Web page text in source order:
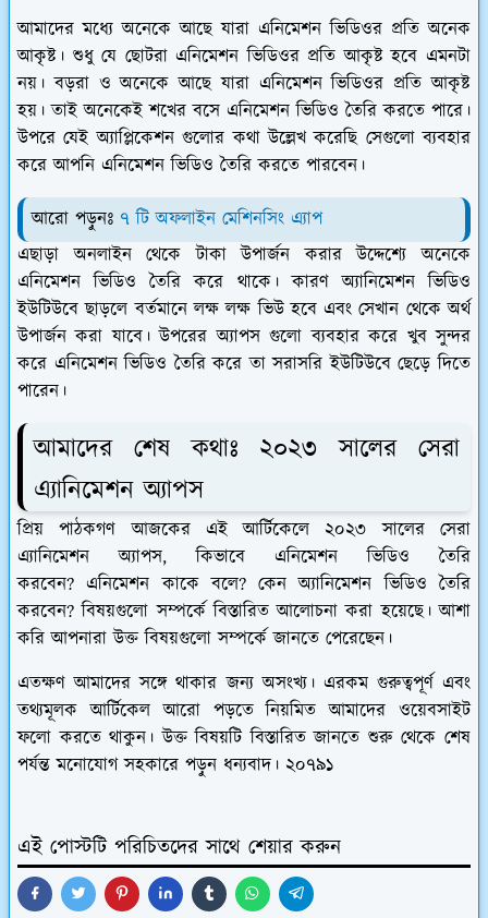
আমাদের মধ্যে অনেকে আছে যারা এনিমেশন ভিডিওর প্রতি অনেক
আকৃষ্ট। শুধু যে ছোটরা এনিমেশন ভিডিওর প্রতি আকৃষ্ট হবে এমনটা
নয়। বড়রা ও অনেকে আছে যারা এনিমেশন ভিডিওর প্রতি আকৃষ্ট
হয়। তাই অনেকেই শখের বসে এনিমেশন ভিডিও তৈরি করতে পারে।
উপরে যেই অ্যাপ্লিকেশন গুলোর কথা উল্লেখ করেছি সেগুলো ব্যবহার
করে আপনি এনিমেশন ভিডিও তৈরি করতে পারবেন।
আরো পড়ুনঃ ৭ টি অফলাইন মেশিনসিং এ্যাপ
এছাড়া অনলাইন থেকে টাকা উপার্জন করার উদ্দেশ্যে অনেকে
এনিমেশন ভিডিও তৈরি করে থাকে। কারণ অ্যানিমেশন ভিডিও
ইউটিউবে ছাড়লে বর্তমানে লক্ষ লক্ষ ভিউ হবে এবং সেখান থেকে অর্থ
উপার্জন করা যাবে। উপরের অ্যাপস গুলো ব্যবহার করে খুব সুন্দর
করে এনিমেশন ভিডিও তৈরি করে তা সরাসরি ইউটিউবে ছেড়ে দিতে
পারেন।
আমাদের শেষ কথাঃ ২০২৩ সালের সেরা
এ্যানিমেশন অ্যাপস
প্রিয় পাঠকগণ আজকের এই আর্টিকেলে ২০২৩ সালের সেরা
এ্যানিমেশন অ্যাপস, কিভাবে এনিমেশন ভিডিও তৈরি
করবেন? এনিমেশন কাকে বলে? কেন অ্যানিমেশন ভিডিও তৈরি
করবেন? বিষয়গুলো সম্পর্কে বিস্তারিত আলোচনা করা হয়েছে। আশা
করি আপনারা উক্ত বিষয়গুলো সম্পর্কে জানতে পেরেছেন।
এতক্ষণ আমাদের সঙ্গে থাকার জন্য অসংখ্য। এরকম গুরুত্বপূর্ণ এবং
তথ্যমূলক আর্টিকেল আরো পড়তে নিয়মিত আমাদের ওয়েবসাইট
ফলো করতে থাকুন। উক্ত বিষয়টি বিস্তারিত জানতে শুরু থেকে শেষ
পর্যন্ত মনোযোগ সহকারে পড়ুন ধন্যবাদ। ২০৭৯১
এই পোস্টটি পরিচিতদের সাথে শেয়ার করুন